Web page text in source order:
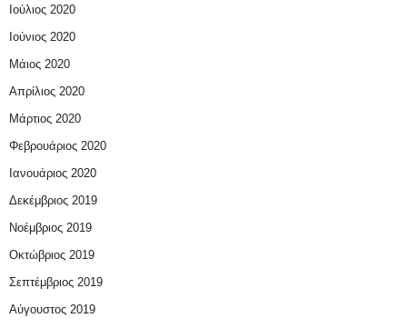
Ιούλιος 2020
Ιούνιος 2020
Μάιος 2020
Απρίλιος 2020
Μάρτιος 2020
Φεβρουάριος 2020
Ιανουάριος 2020
Δεκέμβριος 2019
Νοέμβριος 2019
Οκτώβριος 2019
Σεπτέμβριος 2019
Αύγουστος 2019